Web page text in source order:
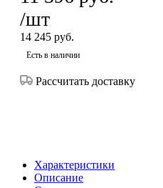
/шт
14 245 руб.
Есть в наличии
Рассчитать доставку
Характеристики
Описание